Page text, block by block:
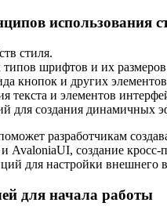
использования
стиля.
шрифтов и их
кнопок и других
текста и элементов
для создания динамичных
разработчикам
AvaloniaUI, создание
для настройки внешнего
для начала работы